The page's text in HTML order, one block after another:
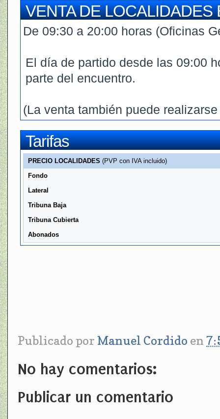
VENTA DE LOCALIDADES
De 09:30 a 20:00 horas (Oficinas
El día de partido desde las 09:00
parte del encuentro.
(La venta también puede
Tarifas
PRECIO LOCALIDADES (PVP con IVA incluido)
Fondo
Lateral
Tribuna Baja
Tribuna Cubierta
Abonados
Publicado por Manuel Cordido en
No hay comentarios:
Publicar un comentario